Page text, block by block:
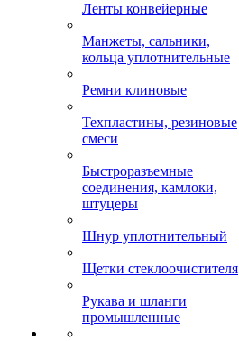
Ленты конвейерные
Манжеты, сальники,
кольца уплотнительные
Ремни клиновые
Техпластины, резиновые
смеси
Быстроразъемные
соединения, камлоки,
штуцеры
Шнур уплотнительный
Щетки стеклоочистителя
Рукава и шланги
промышленные